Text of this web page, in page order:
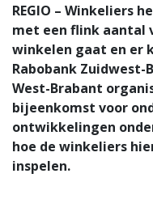
REGIO – Winkeliers
met een flink aantal
winkelen gaat en er
Rabobank
West-Brabant
bijeenkomst voor
ontwikkelingen
hoe de winkeliers
inspelen.